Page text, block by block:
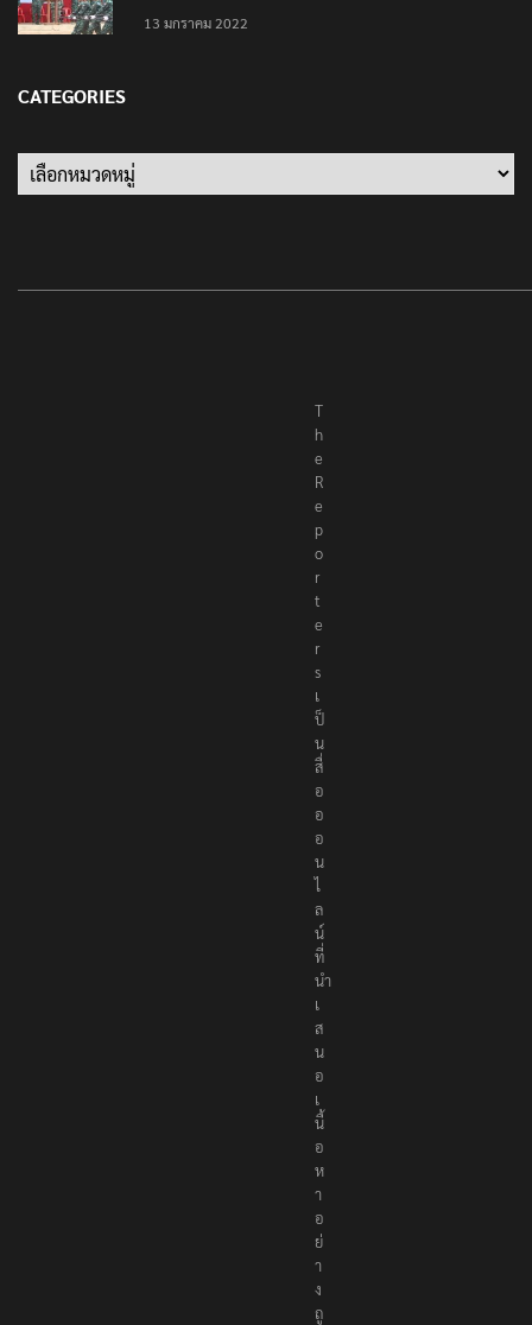
13 มกราคม 2022
CATEGORIES
T
h
e
R
e
p
o
r
t
e
r
s
เ
ป็
น
สื่
อ
อ
อ
น
ไ
ล
น์
ที่
นำ
เ
ส
น
อ
เ
นื้
อ
ห
า
อ
ย่
า
ง
ถู